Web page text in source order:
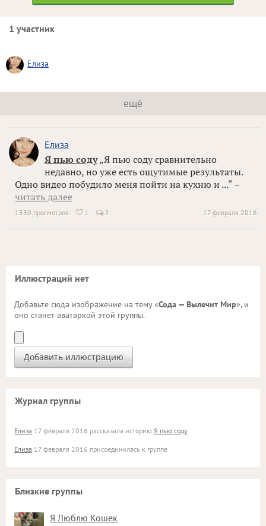
1 участник
Елиза
ещё
Елиза
Я пью соду„Я пью соду сравнительно
недавно, но уже есть ощутимые результаты.
Одно видео побудило меня пойти на кухню и ...“ –
читать далее
17 февраля 2016
1330 просмотров  1 2
Иллюстраций нет
Добавьте сюда изображение на тему «Сода — Вылечит Мир», и
оно станет аватаркой этой группы.
Журнал группы
Елиза 17 февраля 2016 рассказала историю Я пью соду
Елиза 17 февраля 2016 присоединилась к группе
Близкие группы
Я Люблю Кошек